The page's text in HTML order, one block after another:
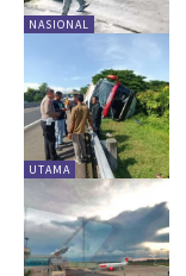
NASIONAL
UTAMA